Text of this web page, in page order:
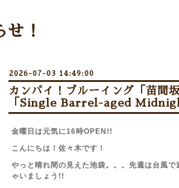
！
2026-07-03 14:49:00
カンパイ！ブルーイング「苗
「Single Barrel-aged
金曜日は元気に16時OPEN!!
こんにちは！佐々木です！
やっと晴れ間の見えた池袋。。。先週は台風
ゃいましょう!!